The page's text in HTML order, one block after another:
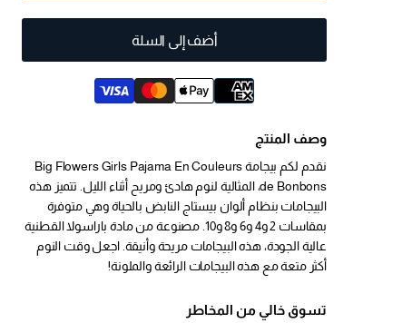
أضف إلى السلة
وصف المنتج
نقدم لكم بيجامة Big Flowers Girls Pajama En Couleurs
de Bonbons، المثالية لنوم هادئ ومريح أثناء الليل. تتميز هذه
البيجامات بنظام ألوان بيستاج النابض بالحياة وهي متوفرة
بمقاسات 2 و4 و6 و8 و10. مصنوعة من مادة باراسولا القطنية
عالية الجودة، هذه البيجامات مريحة وأنيقة. اجعل وقت النوم
أكثر متعة مع هذه البيجامات الرائعة والملونة!
تسوق خالي من المخاطر